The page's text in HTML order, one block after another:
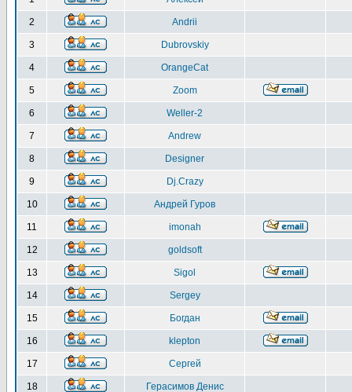
2 Andrii
3 Dubrovskiy
4 OrangeCat
5 Zoom
6 Weller-2
7 Andrew
8 Designer
9 Dj.Crazy
10 Андрей Гуров
11 imonah
12 goldsoft
13 Sigol
14 Sergey
15 Богдан
16 klepton
17 Сергей
18 Герасимов Денис